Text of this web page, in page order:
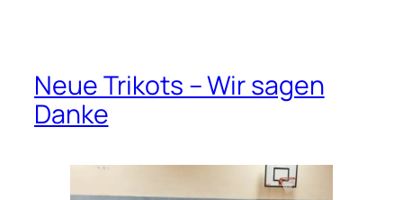
Neue Trikots – Wir sagen
Danke